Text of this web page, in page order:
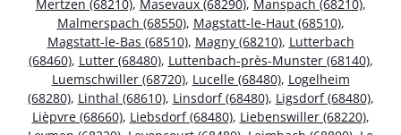
Mertzen (68210), Masevaux (68290), Manspach (68210),
Malmerspach (68550), Magstatt-le-Haut (68510),
Magstatt-le-Bas (68510), Magny (68210), Lutterbach
(68460), Lutter (68480), Luttenbach-près-Munster (68140),
Luemschwiller (68720), Lucelle (68480), Logelheim
(68280), Linthal (68610), Linsdorf (68480), Ligsdorf (68480),
Lièpvre (68660), Liebsdorf (68480), Liebenswiller (68220),